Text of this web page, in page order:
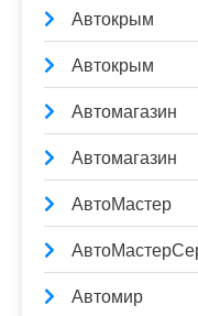
Автокрым
Автокрым
Автомагазин
Автомагазин
АвтоМастер
Автомир